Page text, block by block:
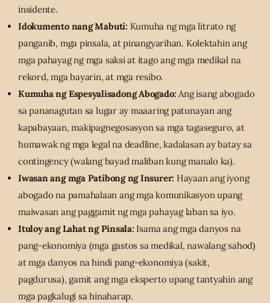
insidente.
Idokumento nang Mabuti: Kumuha ng mga litrato ng
panganib, mga pinsala, at pinangyarihan. Kolektahin ang
mga pahayag ng mga saksi at itago ang mga medikal na
rekord, mga bayarin, at mga resibo.
Kumuha ng Espesyalisadong Abogado: Ang isang abogado
sa pananagutan sa lugar ay maaaring patunayan ang
kapabayaan, makipagnegosasyon sa mga tagaseguro, at
humawak ng mga legal na deadline, kadalasan ay batay sa
contingency (walang bayad maliban kung manalo ka).
Iwasan ang mga Patibong ng Insurer: Hayaan ang iyong
abogado na pamahalaan ang mga komunikasyon upang
maiwasan ang paggamit ng mga pahayag laban sa iyo.
Ituloy ang Lahat ng Pinsala: Isama ang mga danyos na
pang-ekonomiya (mga gastos sa medikal, nawalang sahod)
at mga danyos na hindi pang-ekonomiya (sakit,
pagdurusa), gamit ang mga eksperto upang tantyahin ang
mga pagkalugi sa hinaharap.